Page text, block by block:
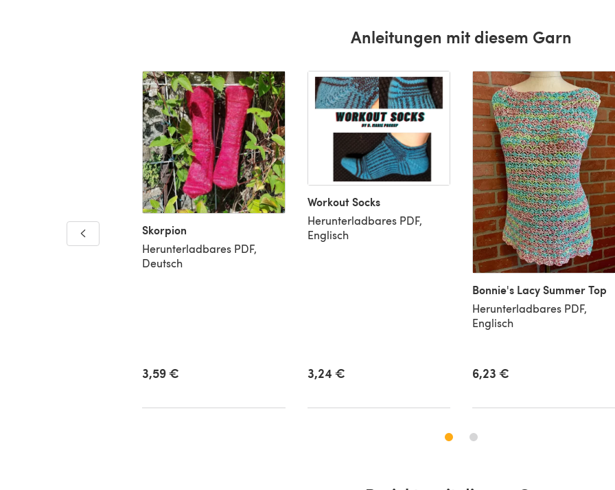
Anleitungen mit diesem Garn
Pillow Cushion
Skorpion
Herunterladbares PDF,
Deutsch
3,59 €
Workout Socks
Herunterladbares PDF,
Englisch
3,24 €
Bonnie's Lacy Summer Top
Herunterladbares PDF,
Englisch
6,23 €